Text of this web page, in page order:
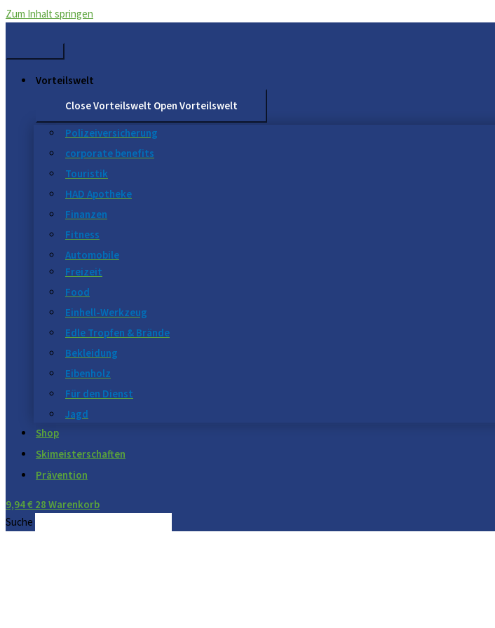
Zum Inhalt springen
Vorteilswelt
Close Vorteilswelt Open Vorteilswelt
Polizeiversicherung
corporate benefits
Touristik
HAD Apotheke
Finanzen
Fitness
Automobile
Freizeit
Food
Einhell-Werkzeug
Edle Tropfen & Brände
Bekleidung
Eibenholz
Für den Dienst
Jagd
Shop
Skimeisterschaften
Prävention
9,94€ 28 Warenkorb
Suche